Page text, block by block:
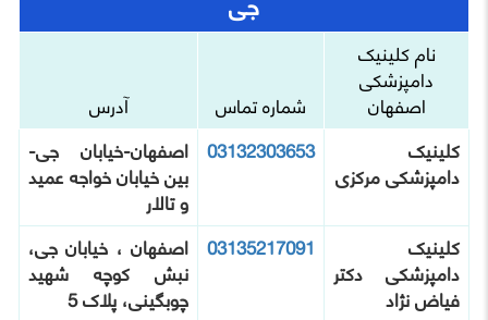
نام کلینیک
دامپزشکی
اصفهان شماره تماس
آدرس
کلینیک
دامپزشکی مرکزی
03132303653 اصفهان-خیابان جی-
بین خیابان خواجه عمید
و تالار
کلینیک
دامپزشکی دکتر
فیاض نژاد
03135217091 اصفهان ، خیابان جی،
نبش کوچه شهید
چوبگینی، پلاک 5